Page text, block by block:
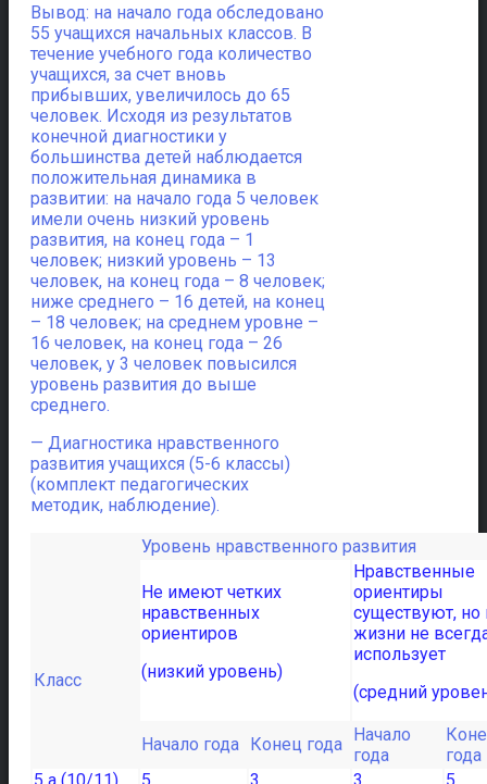
Вывод: на начало года обследовано
55 учащихся начальных классов. В
течение учебного года количество
учащихся, за счет вновь
прибывших, увеличилось до 65
человек. Исходя из результатов
конечной диагностики у
большинства детей наблюдается
положительная динамика в
развитии: на начало года 5 человек
имели очень низкий уровень
развития, на конец года – 1
человек; низкий уровень – 13
человек, на конец года – 8 человек;
ниже среднего – 16 детей, на конец
– 18 человек; на среднем уровне –
16 человек, на конец года – 26
человек, у 3 человек повысился
уровень развития до выше
среднего.
— Диагностика нравственного
развития учащихся (5-6 классы)
(комплект педагогических
методик, наблюдение).
Класс
Уровень нравственного развития
Не имеют четких
нравственных
ориентиров
(низкий уровень)
Нравственные
ориентиры
существуют, но
жизни не
использует
(средний
Начало года Конец года Начало
года
года